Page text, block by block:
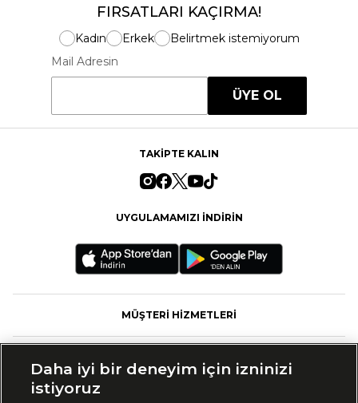
FIRSATLARI KAÇIRMA!
Kadın Erkek
Belirtmek istemiyorum
Mail Adresin
ÜYE OL
TAKİPTE KALIN
UYGULAMAMIZI İNDİRİN
MÜŞTERİ HİZMETLERİ
Daha iyi bir deneyim için izninizi
istiyoruz